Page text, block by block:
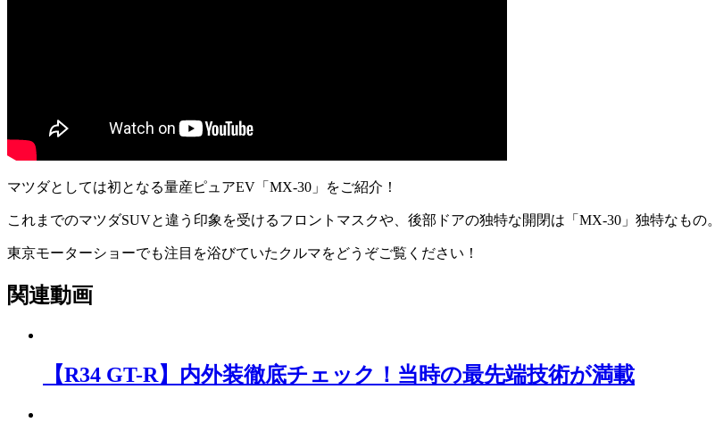
マツダとしては初となる量産ピュアEV「MX-30」をご紹介！
これまでのマツダSUVと違う印象を受けるフロントマスクや、後部ドアの独特な開閉は「MX-30」独特なもの。
東京モーターショーでも注目を浴びていたクルマをどうぞご覧ください！
関連動画
【R34 GT-R】内外装徹底チェック！当時の最先端技術が満載